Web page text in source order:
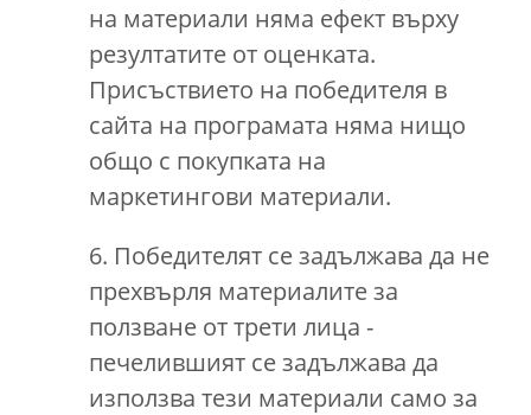
на материали няма ефект върху
резултатите от оценката.
Присъствието на победителя в
сайта на програмата няма нищо
общо с покупката на
маркетингови материали.
6. Победителят се задължава да не
прехвърля материалите за
ползване от трети лица -
печелившият се задължава да
използва тези материали само за